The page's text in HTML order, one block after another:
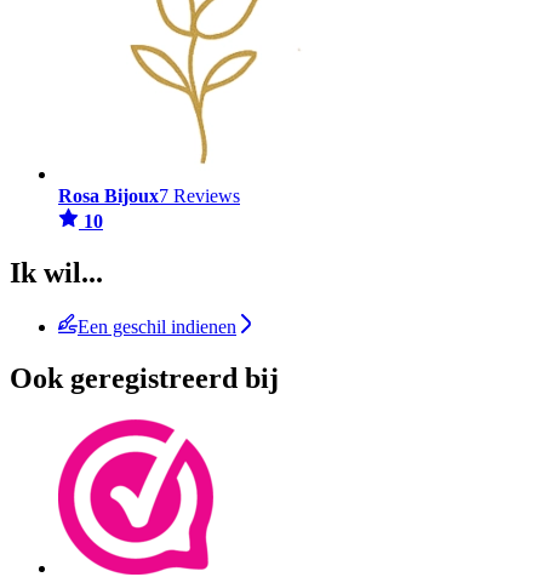
Rosa Bijoux7 Reviews
10
Ik wil...
Een geschil indienen
Ook geregistreerd bij